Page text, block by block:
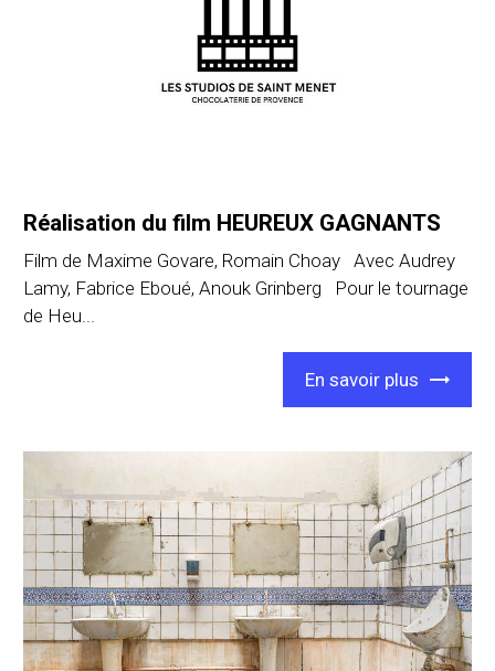
Réalisation du film HEUREUX GAGNANTS
Film de Maxime Govare, Romain Choay Avec Audrey
Lamy, Fabrice Eboué, Anouk Grinberg Pour le tournage
de Heu...
En savoir plus